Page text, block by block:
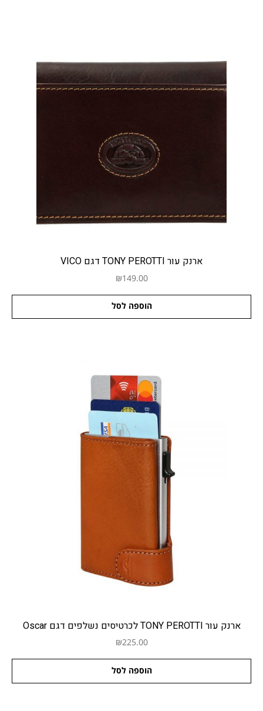
ארנק עור TONY PEROTTI דגם VICO
₪149.00
הוספה לסל
ארנק עור TONY PEROTTI לכרטיסים נשלפים דגם Oscar
₪225.00
הוספה לסל